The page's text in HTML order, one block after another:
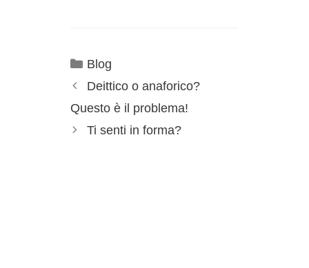
Blog
Deittico o anaforico?
Questo è il problema!
Ti senti in forma?